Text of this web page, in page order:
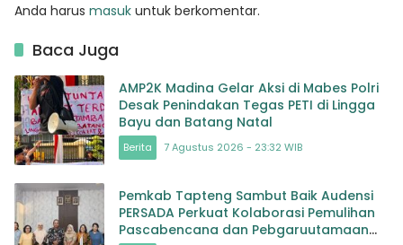
Anda harus masuk untuk berkomentar.
Baca Juga
AMP2K Madina Gelar Aksi di Mabes Polri
Desak Penindakan Tegas PETI di Lingga
Bayu dan Batang Natal
Berita 7 Agustus 2026 - 23:32 WIB
Pemkab Tapteng Sambut Baik Audensi
PERSADA Perkuat Kolaborasi Pemulihan
Pascabencana dan Pebgaruutamaan